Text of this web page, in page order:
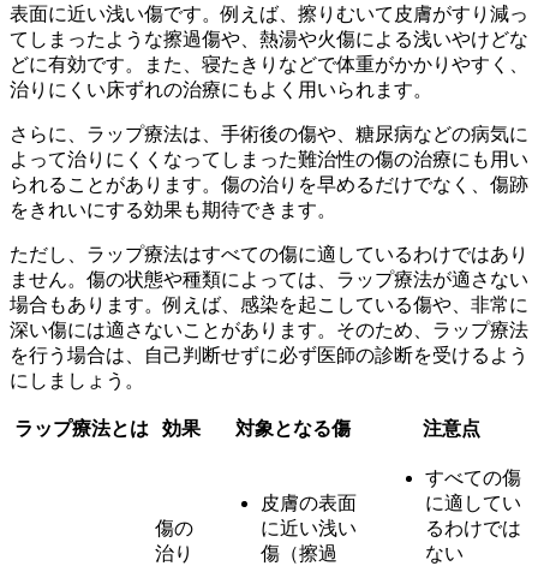
表面に近い浅い傷です。例えば、擦りむいて皮膚がすり減っ
てしまったような擦過傷や、熱湯や火傷による浅いやけどな
どに有効です。また、寝たきりなどで体重がかかりやすく、
治りにくい床ずれの治療にもよく用いられます。
さらに、ラップ療法は、 手術後の傷や、糖尿病などの病気に
よって治りにくくなってしまった難治性の傷の治療にも用い
られることがあります。傷の治りを早めるだけでなく、傷跡
をきれいにする効果も期待できます。
ただし、ラップ療法はすべての傷に適しているわけではあり
ません。傷の状態や種類によっては、ラップ療法が適さない
場合もあります。例えば、感染を起こしている傷や、非常に
深い傷には適さないことがあります。そのため、ラップ療法
を行う場合は、
自己判断せずに必ず医師の診断を受ける よう
にしましょう。
ラップ療法とは 効果 対象となる傷 注意点
傷の
治り
皮膚の表面
に近い浅い
傷（擦過
すべての傷
に適してい
るわけでは
ない